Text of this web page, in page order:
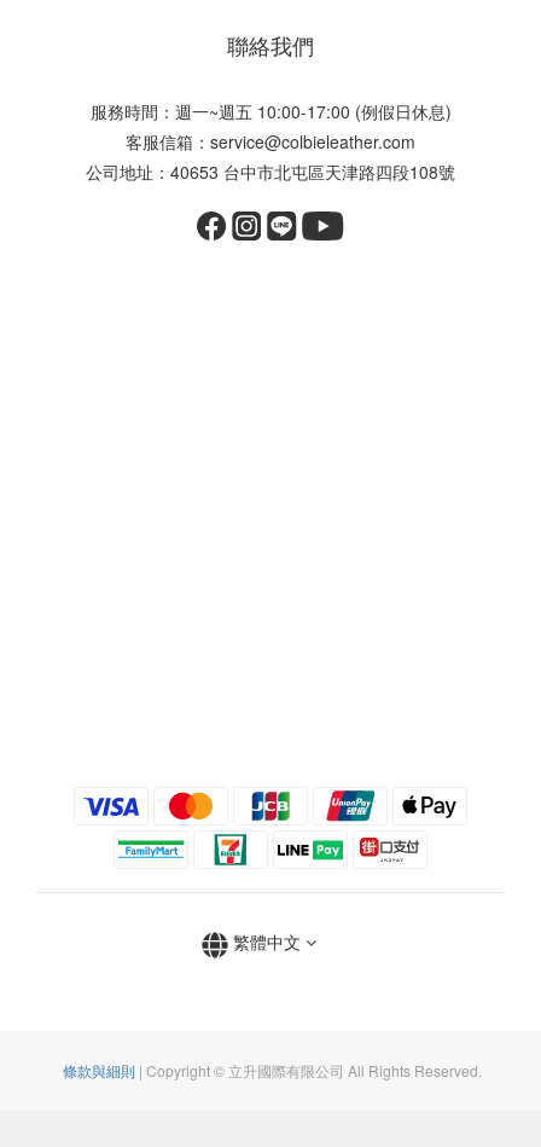
聯絡我們
服務時間：週一~週五 10:00-17:00 (例假日休息)
客服信箱：service@colbieleather.com
公司地址：40653 台中市北屯區天津路四段108號
繁體中文
條款與細則 | Copyright © 立升國際有限公司 All Rights Reserved.